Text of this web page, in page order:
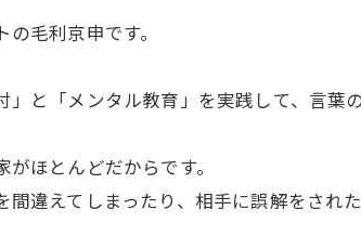
毛利京申です。
と「メンタル教育」を実践して、言葉
ほとんどだからです。
違えてしまったり、相手に誤解をされ